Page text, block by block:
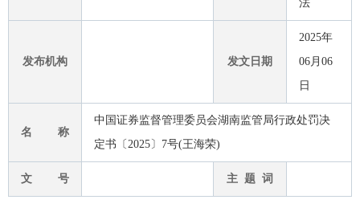
法
发布机构 发文日期
2025年
06月06
日
名 称
中国证券监督管理委员会湖南监管局行政处罚决
定书〔2025〕7号(王海荣)
文 号 主 题 词